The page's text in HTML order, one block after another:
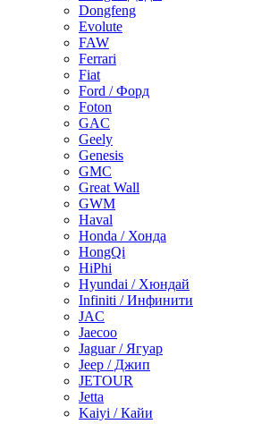
Dongfeng
Evolute
FAW
Ferrari
Fiat
Ford / Форд
Foton
GAC
Geely
Genesis
GMC
Great Wall
GWM
Haval
Honda / Хонда
HongQi
HiPhi
Hyundai / Хюндай
Infiniti / Инфинити
JAC
Jaecoo
Jaguar / Ягуар
Jeep / Джип
JETOUR
Jetta
Kaiyi / Кайи